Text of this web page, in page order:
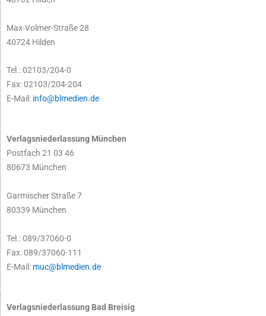
Max-Volmer-Straße 28
40724 Hilden
Tel.: 02103/204-0
Fax: 02103/204-204
E-Mail: info@blmedien.de
Verlagsniederlassung München
Postfach 21 03 46
80673 München
Garmischer Straße 7
80339 München
Tel.: 089/37060-0
Fax: 089/37060-111
E-Mail: muc@blmedien.de
Verlagsniederlassung Bad Breisig